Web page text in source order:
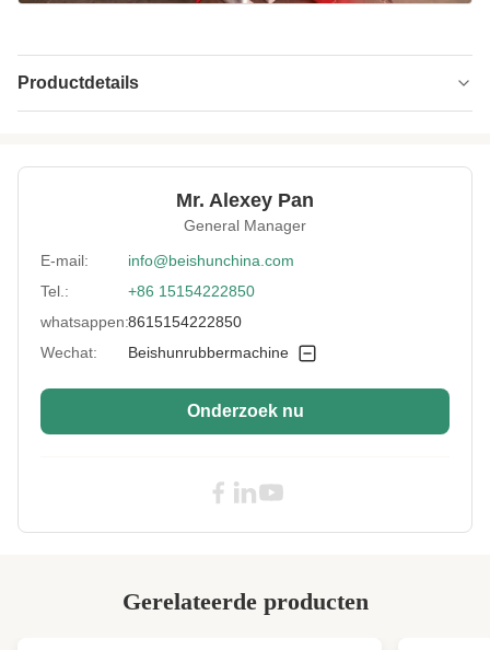
Productdetails
Cooling Method: Waterkoeling
Knedermachine
Rotor: Verchroomd of hardgelegeerd lassen
Service: OEM ODM-koperslabel
Batch Time: 5-10 minuten
aangepast
380V/415 of aangepast
Machine Type: rubberen kneedmachine
Mr. Alexey Pan
General Manager
E-mail:
info@beishunchina.com
Tel.:
+86 15154222850
whatsappen:8615154222850
Wechat:
Beishunrubbermachine
Onderzoek nu
Gerelateerde producten